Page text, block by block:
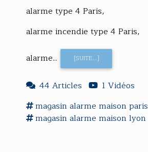
alarme type 4 Paris,
alarme incendie type 4 Paris,
alarme... [SUITE...]
44 Articles
1 Vidéos
magasin alarme maison paris
magasin alarme maison lyon